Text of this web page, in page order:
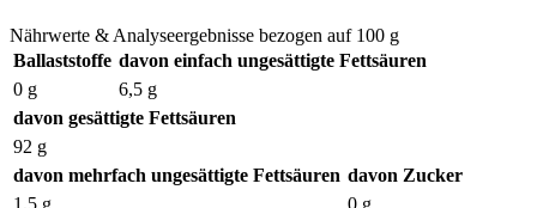
Nährwerte & Analyseergebnisse bezogen auf 100 g
Ballaststoffe
0 g
davon einfach ungesättigte Fettsäuren
6,5 g
davon gesättigte Fettsäuren
92 g
davon mehrfach ungesättigte Fettsäuren
1,5 g
davon Zucker
0 g